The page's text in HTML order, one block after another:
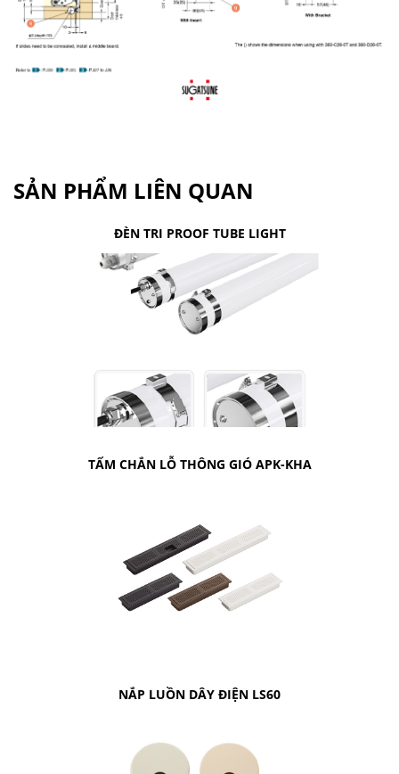
SẢN PHẨM LIÊN QUAN
ĐÈN TRI PROOF TUBE LIGHT
TẤM CHẮN LỖ THÔNG GIÓ APK-KHA
NẮP LUỒN DÂY ĐIỆN LS60